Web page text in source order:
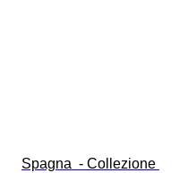
Spagna  - Collezione